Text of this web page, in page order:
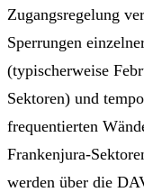
Zugangsregelung
Sperrungen
(typischerweise
Sektoren) und
frequentierten
Frankenjura-
werden über die